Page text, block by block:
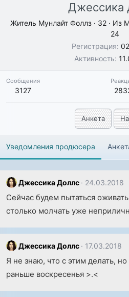
Джессика
Житель Мунлайт Фоллз · 32 · Из
24
Регистрация
Активность
Сообщения
3127
Анкета
Уведомления продюсера
Джессика Доллс 24.03.2018
Сейчас будем пытаться
столько молчать уже
Джессика Доллс 17.03.2018
Я не знаю, что с этим делать,
раньше воскресенья >.<